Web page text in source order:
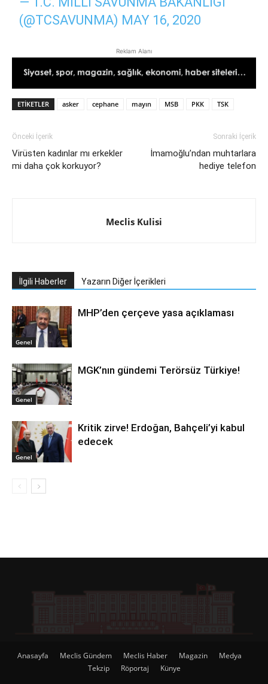
(@TCSAVUNMA) MAY 16, 2020
Reklam Alanı
ETIKETLER asker cephane mayın MSB PKK TSK
Önceki İçerik
Virüsten kadınlar mı erkekler
mi daha çok korkuyor?
Sonraki İçerik
İmamoğlu’ndan muhtarlara
hediye telefon
Meclis Kulisi
İlgili Haberler Yazarın Diğer İçerikleri
Genel
MHP’den çerçeve yasa açıklaması
Genel
MGK’nın gündemi Terörsüz Türkiye!
Genel
Kritik zirve! Erdoğan, Bahçeli’yi kabul
edecek
Anasayfa Meclis Gündem Meclis Haber Magazin
Medya
Tekzip
Röportaj Künye